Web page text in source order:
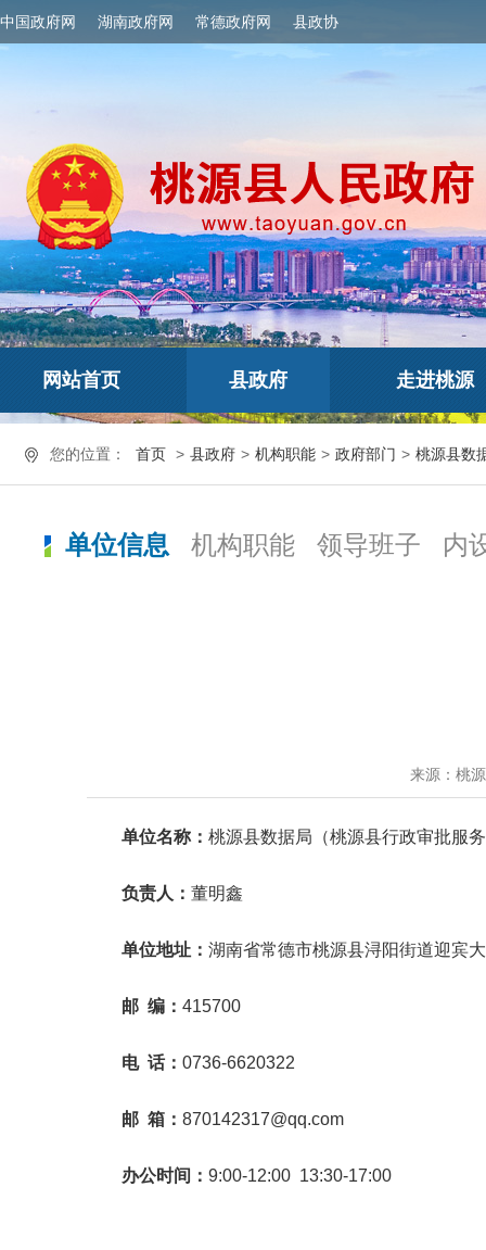
中国政府网 湖南政府网 常德政府网 县政协
网站首页 县政府 走进桃源
您的位置： 首页 > 县政府 > 机构职能 > 政府部门 > 桃源县数
单位信息 机构职能 领导班子 内
来源：桃
单位名称： 桃源县数据局（桃源县行政审批服
负责人： 董明鑫
单位地址： 湖南省常德市桃源县浔阳街道迎宾
邮 编： 415700
电 话： 0736-6620322
邮 箱： 870142317@qq.com
办公时间： 9:00-12:00 13:30-17:00